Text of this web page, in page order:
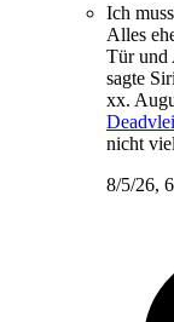
Ich
Alles
Tür und
sagte
xx.
Deadvlei
nicht
8/5/26,